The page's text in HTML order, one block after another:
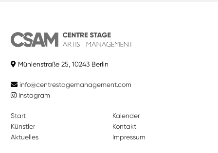
Mühlenstraße 25, 10243 Berlin
info@centrestagemanagement.com
Instagram
Start
Künstler
Aktuelles
Kalender
Kontakt
Impressum